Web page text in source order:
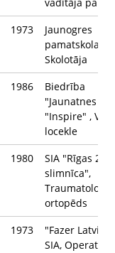
vadītāja palīgs
1973
Jaunogres
pamatskolas,
Skolotāja
1986
Biedrība
"Jaunatnes
"Inspire" ,
locekle
1980
SIA "Rīgas 2.
slimnīca",
Traumatologs.
ortopēds
1973
"Fazer Latvija"
SIA, Operators